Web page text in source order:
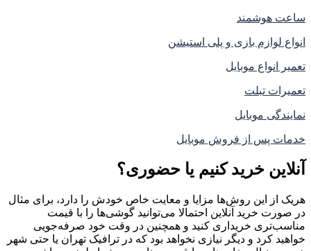
ساعت هوشمند
انواع لوازم بازی و پلی استیشن
تعمیر انواع موبایل
تعمیرات تبلت
نمایندگی موبایل
خدمات پس از فروش موبایل
آنلاین خرید کنیم یا حضوری؟
هریک از این روش‌ها مزایا و معایت خاص خودش را دارد، برای مثال
در صورت خرید آنلاین احتمالا می‌توانید گوشی‌ها را با قیمت
مناسب‌تری خریداری کنید و همچنین در وقت خود صرفه‌جویی
خواهید کرد و دیگر نیازی نخواهد بود که در ترافیک تهران یا حتی شهر